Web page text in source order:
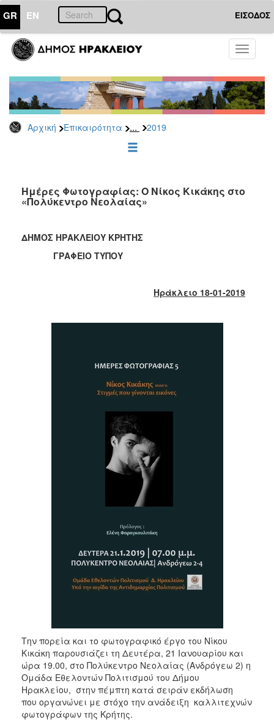
GR EN ΕΙΣΟΔΟΣ
Toggle
Αρχική Επικαιρότητα ... 2019
ΕΠΙΚΑΙΡΟΤΗΤΑ
Τύπου
Αρχείο
2026
2025
2022
2021
2019
2018
Ημέρες Φωτογραφίας: Ο Νίκος Κικάκης στο
«Πολύκεντρο Νεολαίας»
ΔΗΜΟΣ ΗΡΑΚΛΕΙΟΥ ΚΡΗΤΗΣ
ΓΡΑΦΕΙΟ ΤΥΠΟΥ
Ηράκλειο 18-01-2019
Την πορεία και το φωτογραφικό έργο του Νίκου
Κικάκη παρουσιάζει τη Δευτέρα, 21 Ιανουαρίου και
ώρα 19.00, στο Πολύκεντρο Νεολαίας (Ανδρόγεω 2) η
Ομάδα Εθελοντών Πολιτισμού του Δήμου
Ηρακλείου, στην πέμπτη κατά σειράν εκδήλωση
που οργανώνει με στόχο την ανάδειξη καλλιτεχνών
φωτογράφων της Κρήτης.